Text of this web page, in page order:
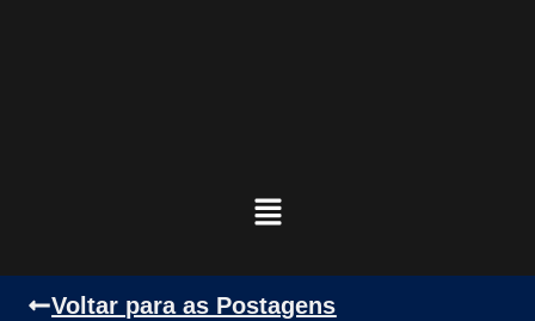
Voltar para as Postagens